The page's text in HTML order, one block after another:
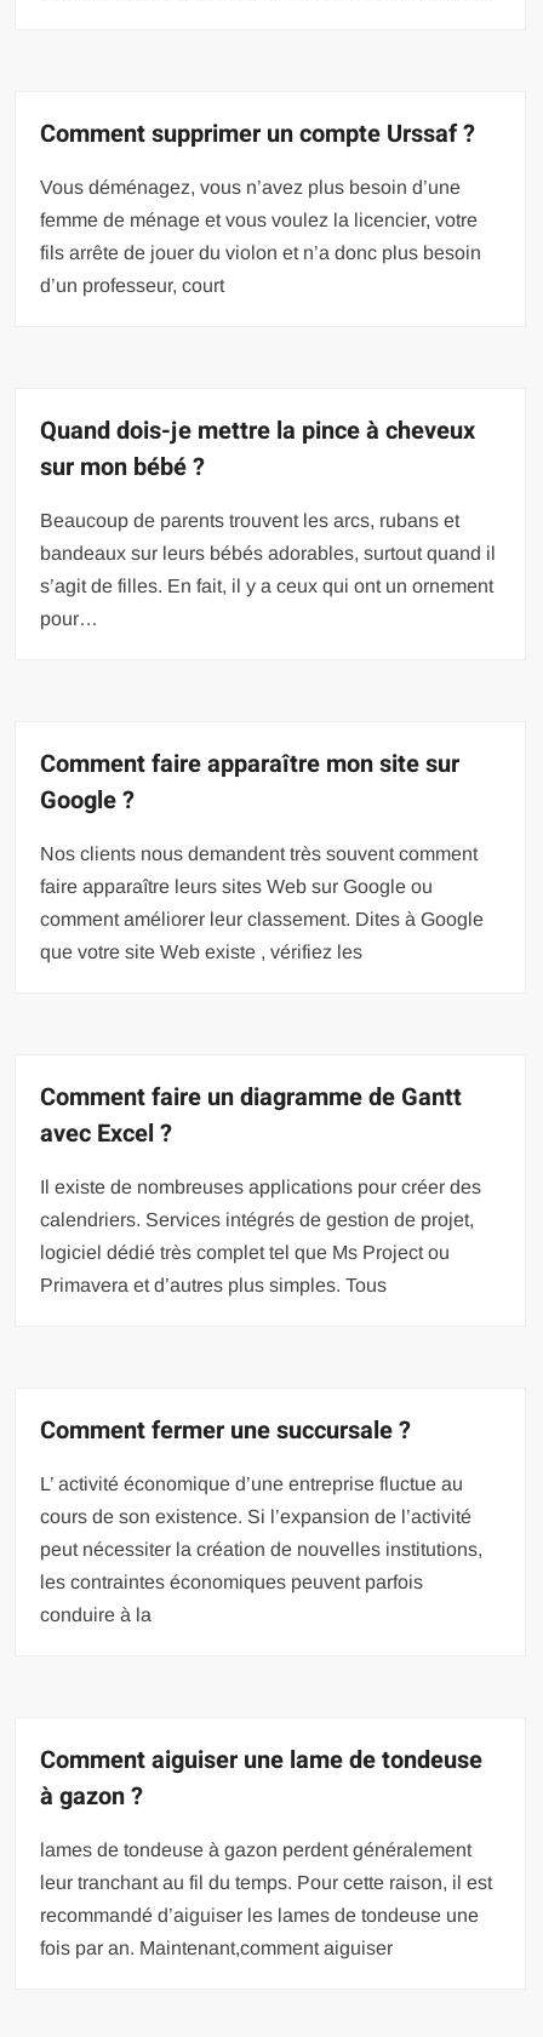
Comment supprimer un compte Urssaf ?
Vous déménagez, vous n’avez plus besoin d’une
femme de ménage et vous voulez la licencier, votre
fils arrête de jouer du violon et n’a donc plus besoin
d’un professeur, court
Quand dois-je mettre la pince à cheveux
sur mon bébé ?
Beaucoup de parents trouvent les arcs, rubans et
bandeaux sur leurs bébés adorables, surtout quand il
s’agit de filles. En fait, il y a ceux qui ont un ornement
pour…
Comment faire apparaître mon site sur
Google ?
Nos clients nous demandent très souvent comment
faire apparaître leurs sites Web sur Google ou
comment améliorer leur classement. Dites à Google
que votre site Web existe , vérifiez les
Comment faire un diagramme de Gantt
avec Excel ?
Il existe de nombreuses applications pour créer des
calendriers. Services intégrés de gestion de projet,
logiciel dédié très complet tel que Ms Project ou
Primavera et d’autres plus simples. Tous
Comment fermer une succursale ?
L’ activité économique d’une entreprise fluctue au
cours de son existence. Si l’expansion de l’activité
peut nécessiter la création de nouvelles institutions,
les contraintes économiques peuvent parfois
conduire à la
Comment aiguiser une lame de tondeuse
à gazon ?
lames de tondeuse à gazon perdent généralement
leur tranchant au fil du temps. Pour cette raison, il est
recommandé d’aiguiser les lames de tondeuse une
fois par an. Maintenant,comment aiguiser